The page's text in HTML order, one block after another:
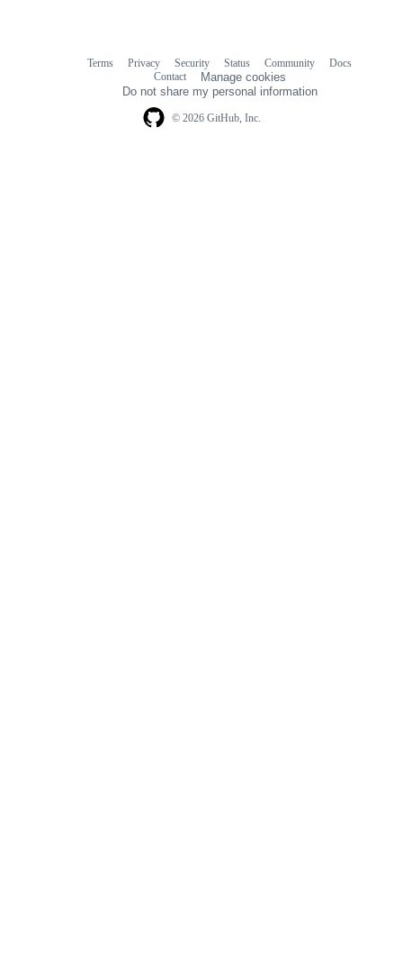
© 2026 GitHub, Inc.
Terms Privacy Security Status Community
Docs
Contact
Manage cookies
Do not share my personal information